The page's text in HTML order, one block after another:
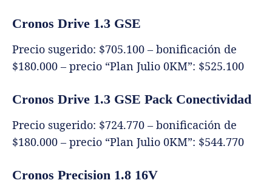
Cronos Drive 1.3 GSE
Precio sugerido: $705.100 – bonificación de
$180.000 – precio “Plan Julio 0KM”: $525.100
Cronos Drive 1.3 GSE Pack Conectividad
Precio sugerido: $724.770 – bonificación de
$180.000 – precio “Plan Julio 0KM”: $544.770
Cronos Precision 1.8 16V